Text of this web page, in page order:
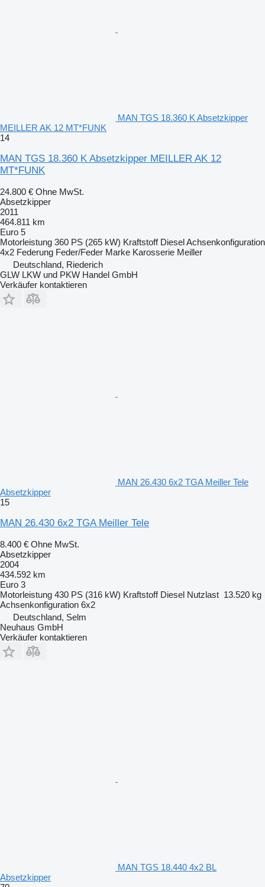
MAN TGS 18.360 K Absetzkipper
MEILLER AK 12 MT*FUNK
14
MAN TGS 18.360 K Absetzkipper MEILLER AK 12
MT*FUNK
24.800 € Ohne MwSt.
Absetzkipper
2011
464.811 km
Euro 5
Motorleistung 360 PS (265 kW) Kraftstoff DieselAchsenkonfiguration
4x2 Federung Feder/Feder Marke Karosserie Meiller
Deutschland, Riederich
GLW LKW und PKW Handel GmbH
Verkäufer kontaktieren
MAN 26.430 6x2 TGA Meiller Tele
Absetzkipper
15
MAN 26.430 6x2 TGA Meiller Tele
8.400 € Ohne MwSt.
Absetzkipper
2004
434.592 km
Euro 3
Motorleistung 430 PS (316 kW) Kraftstoff Diesel Nutzlast 13.520 kg
Achsenkonfiguration 6x2
Deutschland, Selm
Neuhaus GmbH
Verkäufer kontaktieren
MAN TGS 18.440 4x2 BL
Absetzkipper